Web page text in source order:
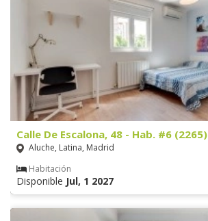
Calle De Escalona, 48 - Hab. #6 (2265)
Aluche, Latina, Madrid
Habitación
Disponible Jul, 1 2027